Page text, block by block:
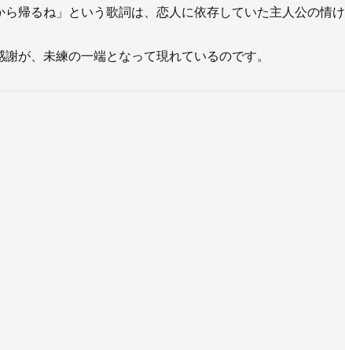
帰るね」という歌詞は、恋人に依存していた主人公の情け
が、未練の一端となって現れているのです。